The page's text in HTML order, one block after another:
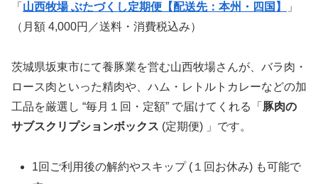
「 山西牧場 ぶたづくし定期便【配送先：本州・四国】
」
（月額 4,000円／送料・消費税込み）
茨城県坂東市にて養豚業を営む山西牧場さんが、バラ肉・
ロース肉といった精肉や、ハム・レトルトカレーなどの加
工品を厳選し “毎月１回・定額” で届けてくれる「 豚肉の
サブスクリプションボックス (定期便) 」です。
1回ご利用後の解約やスキップ (１回お休み) も可能で